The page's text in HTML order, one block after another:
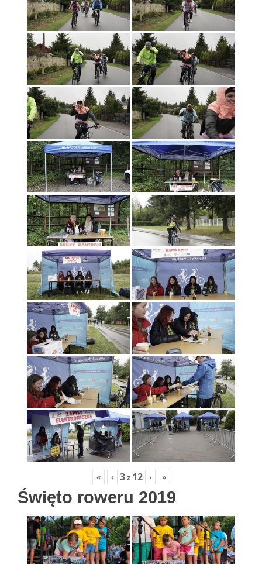
« ‹ 3z 12 › »
Święto roweru 2019